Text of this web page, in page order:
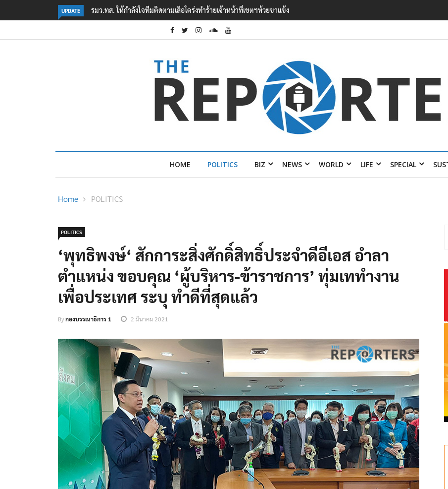
UPDATE ‘ภาคประชาสังคม’ รวมตัวคัดค้าน ‘มิน ออง ไลง์’ เยือนไทย ขึงป้าย ‘ไม่ต้อนรับอาชญากร’
HOME POLITICS BIZ NEWS WORLD LIFE SPECIAL
Home POLITICS
POLITICS
‘พุทธิ​พงษ์​‘ สักการะ​สิ่งศักดิ์สิทธิ์​ประจำดีอีเอส อำลา
ตำแหน่ง​ ขอบคุณ ‘ผู้บริหาร​-ข้าราชการ’​ ทุ่มเททำงาน
เพื่อประเทศ ระบุ ทำดีที่สุดแล้ว
Byกองบรรณาธิการ 1 2 มีนาคม 2021